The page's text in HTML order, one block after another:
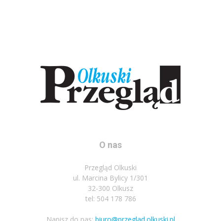
O nas
Przegląd Olkuski
ul. Marcina Bylicy 1/301
32-300 Olkusz
tel: 504 178 786